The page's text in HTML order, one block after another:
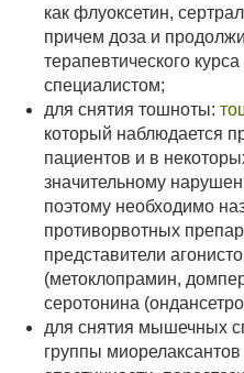
как флуоксетин,
причем доза и
терапевтического
специалистом;
для снятия тошноты:
который наблюдается
пациентов и в
значительному
поэтому необходимо
противорвотных
представители
(метоклопрамин,
серотонина
для снятия мышечных
группы